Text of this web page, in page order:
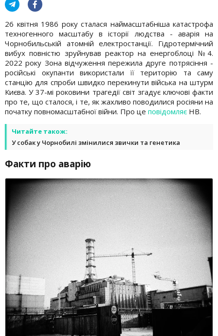
26 квітня 1986 року сталася наймасштабніша катастрофа
техногенного масштабу в історії людства - аварія на
Чорнобильській атомній електростанції. Гідротермічний
вибух повністю зруйнував реактор на енергоблоці №4.
2022 року Зона відчуження пережила друге потрясіння -
російські окупанти використали її територію та саму
станцію для спроби швидко перекинути війська на штурм
Києва. У 37-мі роковини трагедії світ згадує ключові факти
про те, що сталося, і те, як жахливо поводилися росіяни на
початку повномасштабної війни. Про це повідомляє НВ.
Читайте також:
У собак у Чорнобилі змінилися звички та генетика
Факти про аварію